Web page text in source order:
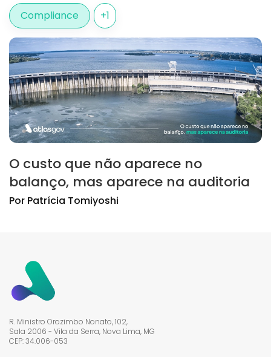
Compliance +1
O custo que não aparece no
balanço, mas aparece na auditoria
Por Patrícia Tomiyoshi
R. Ministro Orozimbo Nonato, 102,
Sala 2006 - Vila da Serra, Nova Lima, MG
CEP: 34.006-053